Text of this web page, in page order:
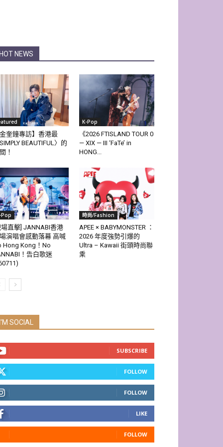
HOT NEWS
金奎鐘專訪】香港最
SIMPLY BEAUTIFUL〉的
！
K-Pop
《2026 FTISLAND TOUR 0
— XIX — III ‘FaTe’ in
HONG...
Pop
場直擊] JANNABI香港
演唱會感動落幕 高喊
Hong Kong！No
！告白歌迷
時尚/Fashion
APEE × BABYMONSTER ：
2026 年度強勢引爆的
Ultra – Kawaii 街頭時尚聯
乘
I'M SOCIAL
SUBSCRIBE
FOLLOW
FOLLOW
LIKE
FOLLOW